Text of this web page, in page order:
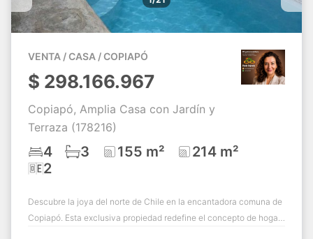
VENTA / CASA / COPIAPÓ
$ 298.166.967
Copiapó, Amplia Casa con Jardín y
Terraza (178216)
4 3 155 m²
214 m²
2
Descubre la joya del norte de Chile en la encantadora comuna de
Copiapó. Esta exclusiva propiedad redefine el concepto de hogar,